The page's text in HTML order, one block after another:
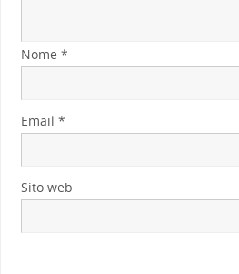
Nome *
Email *
Sito web